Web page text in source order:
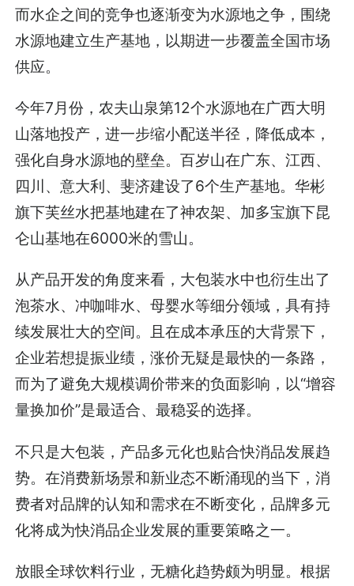
而水企之间的竞争也逐渐变为水源地之争，围绕
水源地建立生产基地，以期进一步覆盖全国市场
供应。
今年7月份，农夫山泉第12个水源地在广西大明
山落地投产，进一步缩小配送半径，降低成本，
强化自身水源地的壁垒。百岁山在广东、江西、
四川、意大利、斐济建设了6个生产基地。华彬
旗下芙丝水把基地建在了神农架、加多宝旗下昆
仑山基地在6000米的雪山。
从产品开发的角度来看，大包装水中也衍生出了
泡茶水、冲咖啡水、母婴水等细分领域，具有持
续发展壮大的空间。且在成本承压的大背景下，
企业若想提振业绩，涨价无疑是最快的一条路，
而为了避免大规模调价带来的负面影响，以“增容
量换加价”是最适合、最稳妥的选择。
不只是大包装，产品多元化也贴合快消品发展趋
势。在消费新场景和新业态不断涌现的当下，消
费者对品牌的认知和需求在不断变化，品牌多元
化将成为快消品企业发展的重要策略之一。
放眼全球饮料行业，无糖化趋势颇为明显。根据